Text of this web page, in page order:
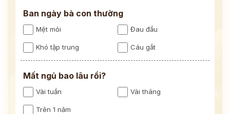
Ban ngày bà con thường
Mệt mỏi Đau đầu
Khó tập trung Cáu gắt
Mất ngủ bao lâu rồi?
Vài tuần Vài tháng
Trên 1 năm